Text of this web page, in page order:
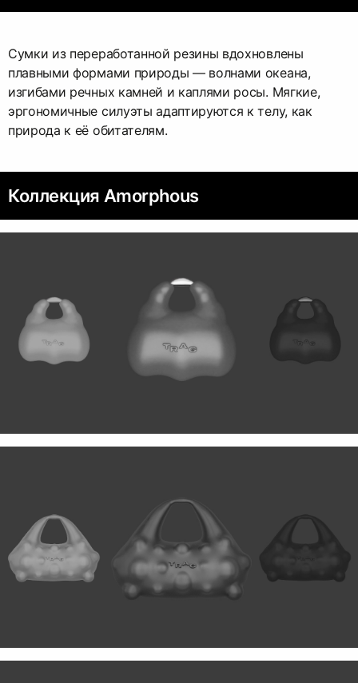
Сумки из переработанной резины вдохновлены
плавными формами природы — волнами океана,
изгибами речных камней и каплями росы. Мягкие,
эргономичные силуэты адаптируются к телу, как
природа к её обитателям.
Коллекция Amorphous